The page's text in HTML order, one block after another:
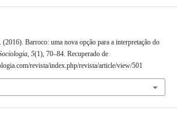
Barroco: uma nova opção para a interpretação do
, 5(1), 70–84. Recuperado de
revista/index.php/revista/article/view/501